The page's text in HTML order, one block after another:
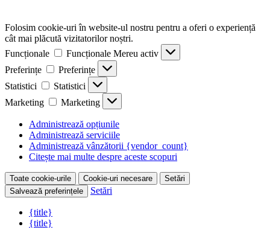
Folosim cookie-uri în website-ul nostru pentru a oferi o experiență
cât mai plăcută vizitatorilor noștri.
Funcționale
Funcționale Mereu activ
Preferințe
Preferințe
Statistici
Statistici
Marketing
Marketing
Administrează opțiunile
Administrează serviciile
Administrează vânzătorii {vendor_count}
Citește mai multe despre aceste scopuri
Toate cookie-urile Cookie-uri necesare
Setări
Salvează preferințele
Setări
{title}
{title}